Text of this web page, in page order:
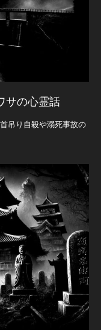
サの心霊話
吊り自殺や溺死事故の